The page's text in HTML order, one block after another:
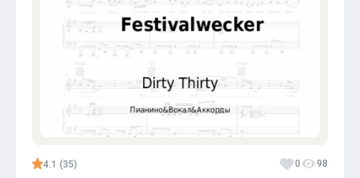
4.1 (35) 0 98